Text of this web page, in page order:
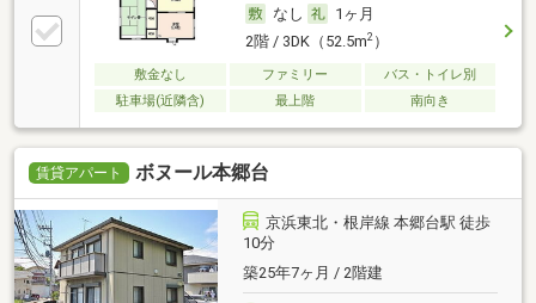
なし
1ヶ月
2階 / 3DK（52.5m2）
敷金なし ファミリー
バス・トイレ別
駐車場(近隣含)
最上階 南向き
賃貸アパート ボヌール本郷台
京浜東北・根岸線 本郷台駅 徒歩
10分
築25年7ヶ月 / 2階建